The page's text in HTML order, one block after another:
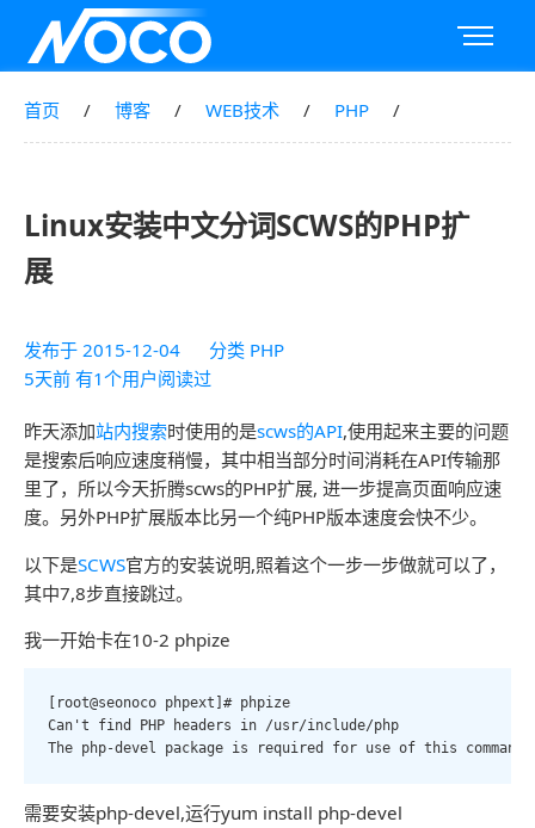
首页 博客 WEB技术 PHP
Linux安装中文分词SCWS的PHP扩
展
发布于 2015-12-04 分类 PHP
5天前 有1个用户阅读过
昨天添加站内搜索时使用的是scws的API,使用起来主要的问题
是搜索后响应速度稍慢，其中相当部分时间消耗在API传输那
里了，所以今天折腾scws的PHP扩展, 进一步提高页面响应速
度。另外PHP扩展版本比另一个纯PHP版本速度会快不少。
以下是SCWS官方的安装说明,照着这个一步一步做就可以了，
其中7,8步直接跳过。
我一开始卡在10-2 phpize
[root@seonoco phpext]# phpize
Can't find PHP headers in /usr/include/php
The php-devel package is required for use of this command.
需要安装php-devel,运行yum install php-devel